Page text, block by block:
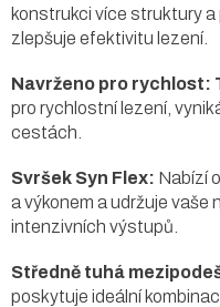
konstrukci více struktury a
zlepšuje efektivitu lezení.
Navrženo pro rychlost:
pro rychlostní lezení,
cestách.
Svršek Syn Flex: Nabízí
a výkonem a udržuje vaše
intenzivních výstupů.
Středně tuhá
poskytuje ideální